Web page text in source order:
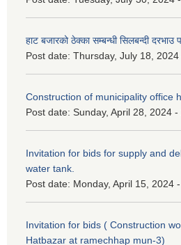
हाट बजारको ठेक्का सम्बन्धी सिलबन्दी दरभाउ
Post date: Thursday, July 18,
Construction of municipality office
Post date: Sunday, April 28, 2024 -
Invitation for bids for supply and
water tank.
Post date: Monday, April 15, 2024
Invitation for bids ( Construction
Hatbazar at ramechhap mun-3)